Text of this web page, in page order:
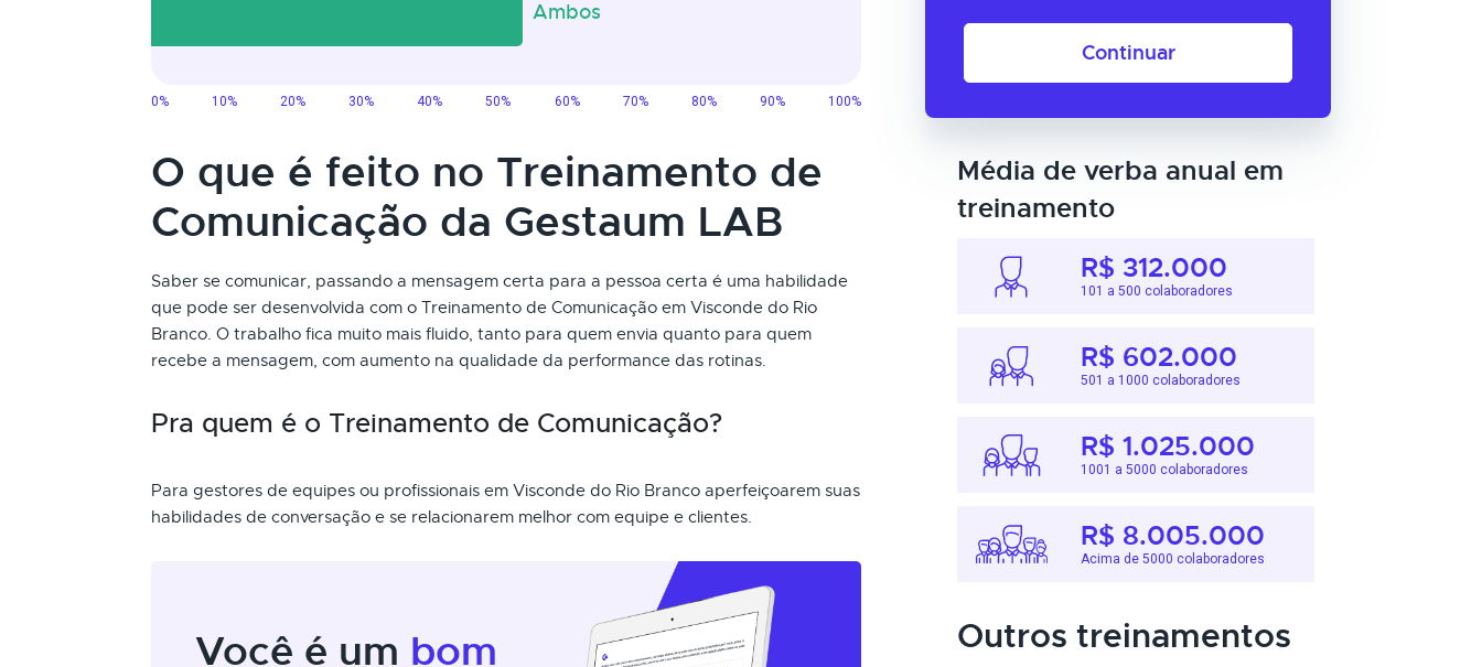
Continuar
O que é feito no Treinamento de
Comunicação da Gestaum LAB
Saber se comunicar, passando a mensagem certa para a pessoa certa é uma habilidade
que pode ser desenvolvida com o Treinamento de Comunicação em Visconde do Rio
Branco. O trabalho fica muito mais fluido, tanto para quem envia quanto para quem
recebe a mensagem, com aumento na qualidade da performance das rotinas.
Pra quem é o Treinamento de Comunicação?
Para gestores de equipes ou profissionais em Visconde do Rio Branco aperfeiçoarem suas
habilidades de conversação e se relacionarem melhor com equipe e clientes.
Você é um bom
Média de verba anual em
treinamento
R$ 312.000
101 a 500 colaboradores
R$ 602.000
501 a 1000 colaboradores
R$ 1.025.000
1001 a 5000 colaboradores
R$ 8.005.000
Acima de 5000 colaboradores
Outros treinamentos